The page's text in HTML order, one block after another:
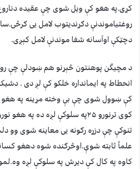
کړی.په هغو کې ویل شوی چې عقیده
روغتیاموندنې دګړندیتوب لامل یی
دچټکې اوآسانه شفا موندنې لامل کېږی.
د مچيگن پوهنتون څېړنو هم ښودلې چې
انحطاط په ایمانداره خلکو کې لږ دی .
کې ښوول شوی چې بې وخته مړینه په
کوی ترنورو ۲۵په سلوکې لږه ده په
تنوکې چې دزړه رګونه یی معاینه شوی وو
علماً ثابته شوې.اوڅرګنده شوه دهغو
کاوه په کال کې دیرش په سلوکې لږه